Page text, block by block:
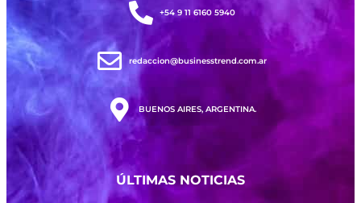
+54 9 11 6160 5940
redaccion@businesstrend.com.ar
BUENOS AIRES, ARGENTINA.
ÚLTIMAS NOTICIAS